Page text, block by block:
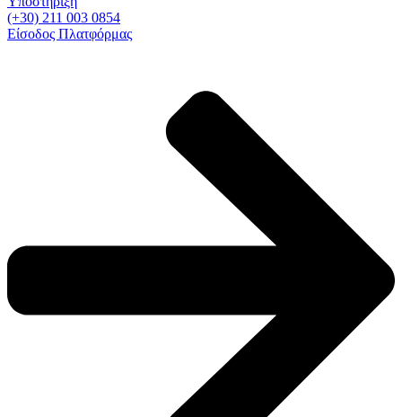
(+30) 211 003 0854
Είσοδος Πλατφόρμας